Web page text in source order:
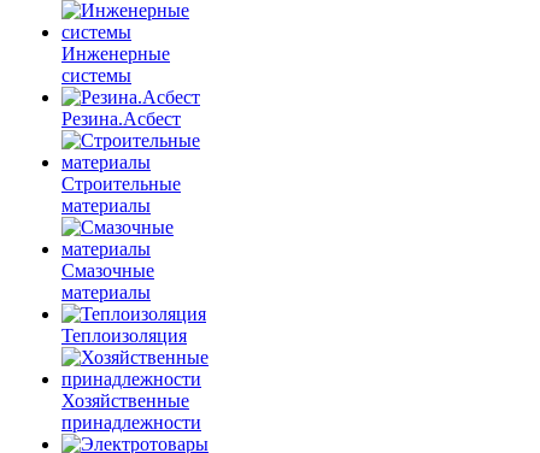
Инженерные
системы
Резина.Асбест
Строительные
материалы
Смазочные
материалы
Теплоизоляция
Хозяйственные
принадлежности